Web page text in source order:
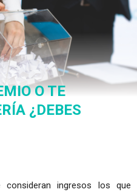
O TE
¿DEBES
ingresos los que